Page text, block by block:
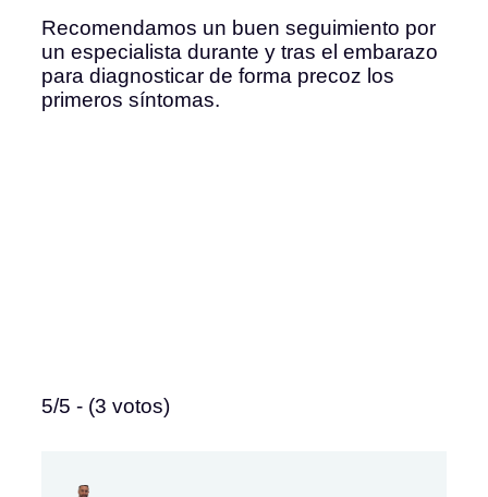
Recomendamos un buen seguimiento por
un especialista durante y tras el embarazo
para diagnosticar de forma precoz los
primeros síntomas.
5/5 - (3 votos)